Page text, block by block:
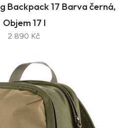
Backpack 17 Barva černá,
Objem 17 l
2 890 Kč